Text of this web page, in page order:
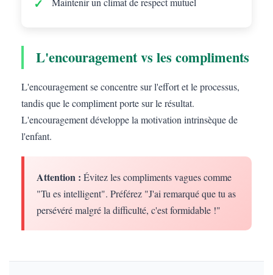
L'encouragement vs les compliments
L'encouragement se concentre sur l'effort et le processus,
tandis que le compliment porte sur le résultat.
L'encouragement développe la motivation intrinsèque de
l'enfant.
Attention : Évitez les compliments vagues comme
"Tu es intelligent". Préférez "J'ai remarqué que tu as
persévéré malgré la difficulté, c'est formidable !"